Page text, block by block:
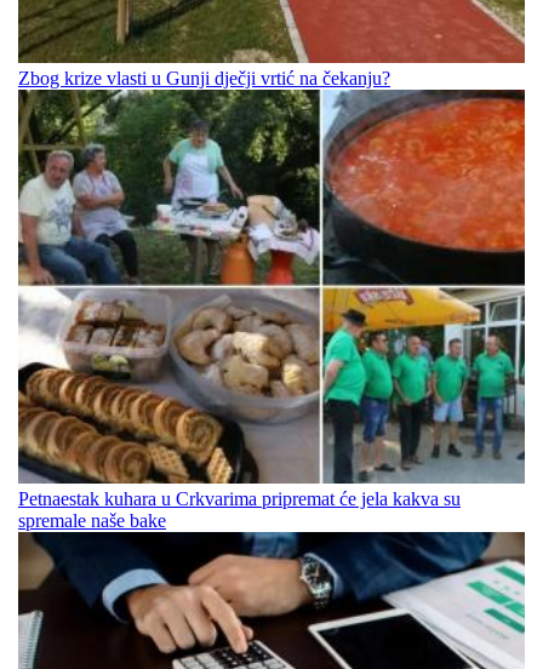
Zbog krize vlasti u Gunji dječji vrtić na čekanju?
Petnaestak kuhara u Crkvarima pripremat će jela kakva su
spremale naše bake